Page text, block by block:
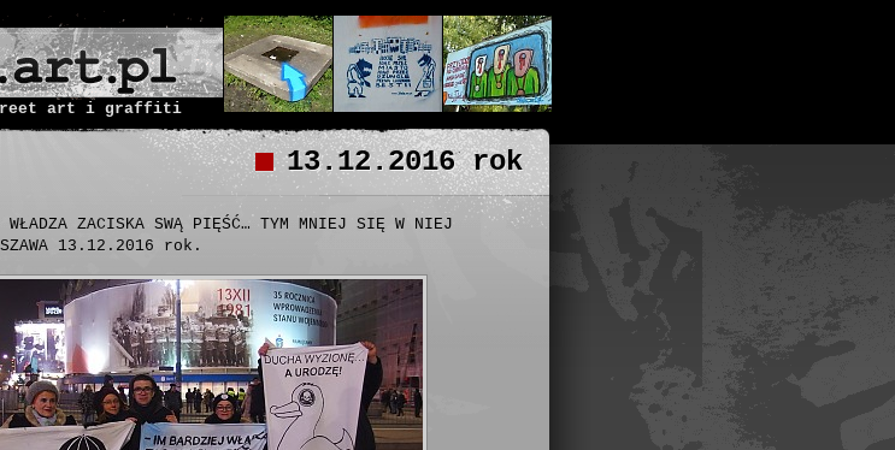
street art i graffiti
13.12.2016 rok
WŁADZA ZACISKA SWĄ PIĘŚĆ… TYM MNIEJ SIĘ W NIEJ
13.12.2016 rok.